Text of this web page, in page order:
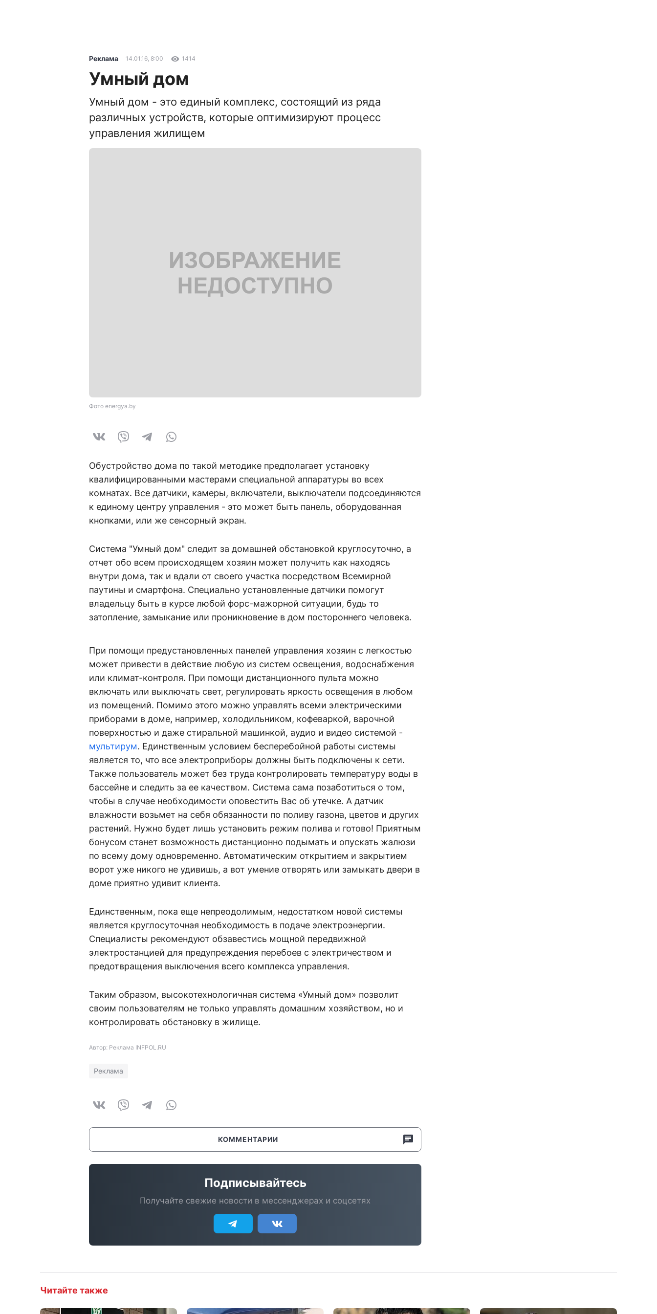
Реклама 14.01.16, 8:00 1414
Умный дом
Умный дом - это единый комплекс, состоящий из ряда
различных устройств, которые оптимизируют процесс
управления жилищем
Фото energya.by
Обустройство дома по такой методике предполагает установку
квалифицированными мастерами специальной аппаратуры во всех
комнатах. Все датчики, камеры, включатели, выключатели подсоединяются
к единому центру управления - это может быть панель, оборудованная
кнопками, или же сенсорный экран.
Система "Умный дом" следит за домашней обстановкой круглосуточно, а
отчет обо всем происходящем хозяин может получить как находясь
внутри дома, так и вдали от своего участка посредством Всемирной
паутины и смартфона. Специально установленные датчики помогут
владельцу быть в курсе любой форс-мажорной ситуации, будь то
затопление, замыкание или проникновение в дом постороннего человека.
При помощи предустановленных панелей управления хозяин с легкостью
может привести в действие любую из систем освещения, водоснабжения
или климат-контроля. При помощи дистанционного пульта можно
включать или выключать свет, регулировать яркость освещения в любом
из помещений. Помимо этого можно управлять всеми электрическими
приборами в доме, например, холодильником, кофеваркой, варочной
поверхностью и даже стиральной машинкой, аудио и видео системой -
мультирум. Единственным условием бесперебойной работы системы
является то, что все электроприборы должны быть подключены к сети.
Также пользователь может без труда контролировать температуру воды в
бассейне и следить за ее качеством. Система сама позаботиться о том,
чтобы в случае необходимости оповестить Вас об утечке. А датчик
влажности возьмет на себя обязанности по поливу газона, цветов и других
растений. Нужно будет лишь установить режим полива и готово! Приятным
бонусом станет возможность дистанционно подымать и опускать жалюзи
по всему дому одновременно. Автоматическим открытием и закрытием
ворот уже никого не удивишь, а вот умение отворять или замыкать двери в
доме приятно удивит клиента.
Единственным, пока еще непреодолимым, недостатком новой системы
является круглосуточная необходимость в подаче электроэнергии.
Специалисты рекомендуют обзавестись мощной передвижной
электростанцией для предупреждения перебоев с электричеством и
предотвращения выключения всего комплекса управления.
Таким образом, высокотехнологичная система «Умный дом» позволит
своим пользователям не только управлять домашним хозяйством, но и
контролировать обстановку в жилище.
Автор: Реклама INFPOL.RU
Реклама
КОММЕНТАРИИ
Подписывайтесь
Получайте свежие новости в мессенджерах и соцсетях
Читайте также